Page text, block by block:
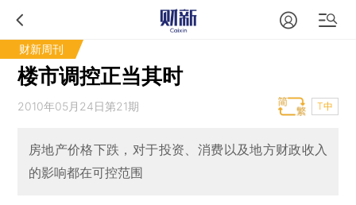
财新周刊
楼市调控正当其时
2010年05月24日第21期 T中
房地产价格下跌，对于投资、消费以及地方财政收入
的影响都在可控范围